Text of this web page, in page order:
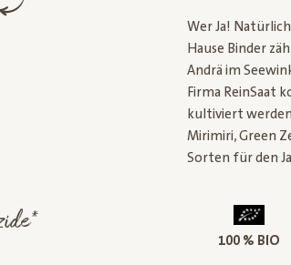
Wer Ja!
Hause Binder
Andrä im
Firma ReinSaat
kultiviert
Mirimiri, Green
Sorten für den
100 % BIO